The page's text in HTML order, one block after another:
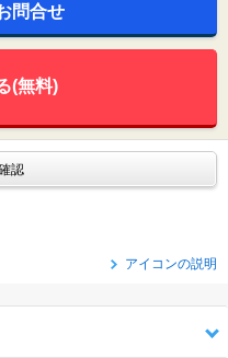
問合せ
(無料)
認
アイコンの説明